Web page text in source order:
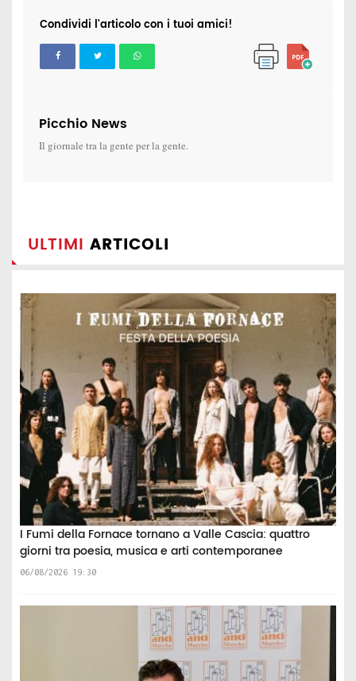
Condividi l'articolo con i tuoi amici!
Picchio News
Il giornale tra la gente per la gente.
ULTIMI ARTICOLI
I Fumi della Fornace tornano a Valle Cascia: quattro
giorni tra poesia, musica e arti contemporanee
06/08/2026 19:30